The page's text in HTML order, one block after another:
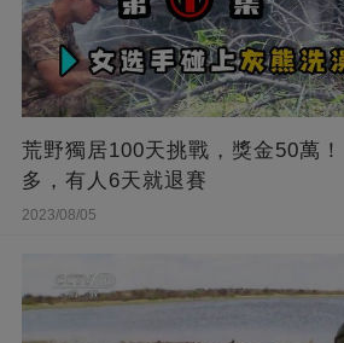
荒野獨居100天挑戰，獎金50萬
多，有人6天就退賽
2023/08/05